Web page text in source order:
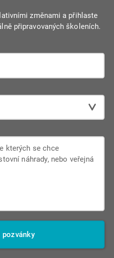
změnami a přihlaste
připravovaných školeních.
pozvánky